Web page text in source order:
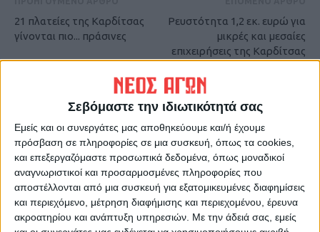
Σεβόμαστε την ιδιωτικότητά σας
Εμείς και οι συνεργάτες μας αποθηκεύουμε και/ή έχουμε
πρόσβαση σε πληροφορίες σε μια συσκευή, όπως τα cookies,
και επεξεργαζόμαστε προσωπικά δεδομένα, όπως μοναδικοί
αναγνωριστικοί και προσαρμοσμένες πληροφορίες που
αποστέλλονται από μια συσκευή για εξατομικευμένες διαφημίσεις
και περιεχόμενο, μέτρηση διαφήμισης και περιεχομένου, έρευνα
ακροατηρίου και ανάπτυξη υπηρεσιών. Με την άδειά σας, εμείς
21 πλατείες της Καρδίτσας
γίνονται πιο... πράσινες
Ρευστότητα 1,2 εκ. ευρώ για
μικρές και μεσαίες
επιχειρήσεις της Καρδίτσας
ΝΕΟΣ ΑΓΩΝ
https://neosagon.gr